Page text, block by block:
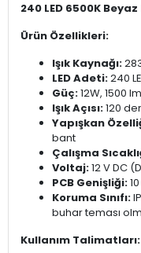
240 LED 6500K
Ürün Özellikleri:
Işık Kaynağı:
LED Adeti:240
Güç:12W, 1500 lm
Işık Açısı:120
Yapışkan
bant
Çalışma
Voltaj:12 V DC
PCB Genişliği:
Koruma Sınıfı:
buhar teması
Kullanım Talimatları: